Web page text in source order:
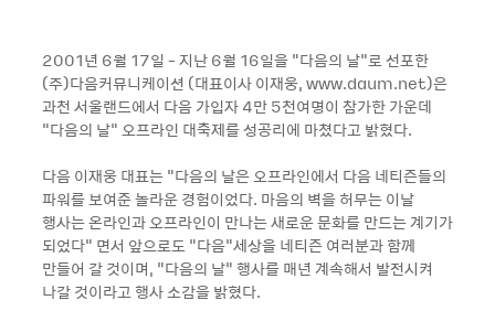
2001년 6월 17일 - 지난 6월 16일을 "다음의 날"로 선포한
(주)다음커뮤니케이션 (대표이사 이재웅, www.daum.net)은
과천 서울랜드에서 다음 가입자 4만 5천여명이 참가한 가운데
"다음의 날" 오프라인 대축제를 성공리에 마쳤다고 밝혔다.
다음 이재웅 대표는 "다음의 날은 오프라인에서 다음 네티즌들의
파워를 보여준 놀라운 경험이었다. 마음의 벽을 허무는 이날
행사는 온라인과 오프라인이 만나는 새로운 문화를 만드는 계기가
되었다" 면서 앞으로도 "다음"세상을 네티즌 여러분과 함께
만들어 갈 것이며, “다음의 날” 행사를 매년 계속해서 발전시켜
나갈 것이라고 행사 소감을 밝혔다.